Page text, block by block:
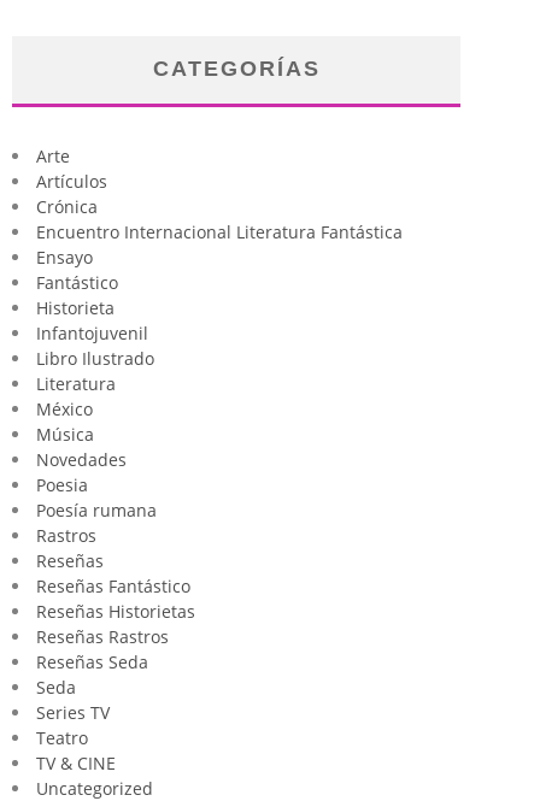
CATEGORÍAS
Arte
Artículos
Crónica
Encuentro Internacional Literatura Fantástica
Ensayo
Fantástico
Historieta
Infantojuvenil
Libro Ilustrado
Literatura
México
Música
Novedades
Poesia
Poesía rumana
Rastros
Reseñas
Reseñas Fantástico
Reseñas Historietas
Reseñas Rastros
Reseñas Seda
Seda
Series TV
Teatro
TV & CINE
Uncategorized